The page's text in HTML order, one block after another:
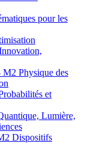
pour les
Physique des
et
Lumière,
Dispositifs